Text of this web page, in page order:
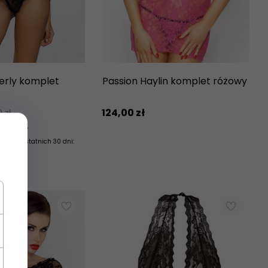
komplet
zł
zł
z ostatnich 30 dni:
Passion Haylin komplet różowy
124,00 zł